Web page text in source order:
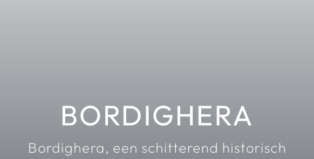
BORDIGHERA
Bordighera, een schitterend historisch